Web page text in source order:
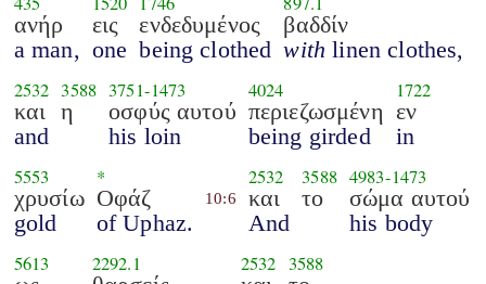
ανήρ
a man,
εις
one
ενδεδυμένος
being clothed
βαδδίν
with linen clothes,
2532
και
and
3588
η
3751-1473
οσφύς αυτού
his loin
4024
περιεζωσμένη
being girded
1722
εν
in
5553
χρυσίω
gold
*
Οφάζ
of Uphaz.
10:6
2532
και
And
3588
το
4983-1473
σώμα αυτού
his body
5613 2292.1 2532 3588